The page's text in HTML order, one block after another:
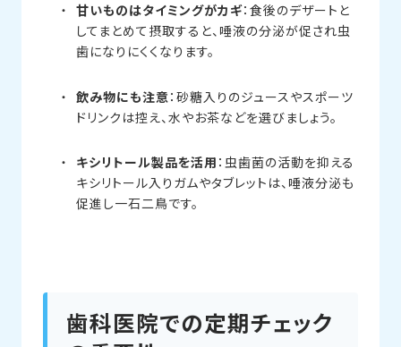
甘いものはタイミングがカギ：食後のデザートと
してまとめて摂取すると、唾液の分泌が促され虫
歯になりにくくなります。
飲み物にも注意 ：砂糖入りのジュースやスポーツ
ドリンクは控え、水やお茶などを選びましょう。
キシリトール製品を活用 ：虫歯菌の活動を抑える
キシリトール入りガムやタブレットは、唾液分泌も
促進し一石二鳥です。
歯科医院での定期チェック